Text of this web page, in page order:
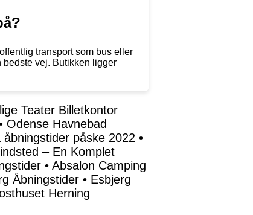
transport som bus eller
vej. Butikken ligger
Teater Billetkontor
Odense Havnebad
åbningstider påske 2022 •
– En Komplet
• Absalon Camping
Åbningstider • Esbjerg
Herning